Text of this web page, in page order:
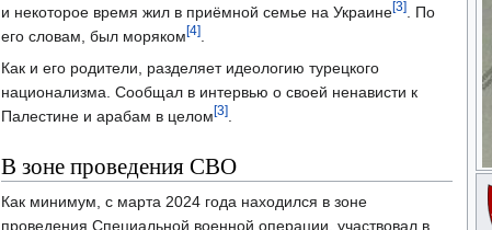
и некоторое время жил в приёмной семье на Украине[3]. По
его словам, был моряком[4].
Как и его родители, разделяет идеологию турецкого
национализма. Сообщал в интервью о своей ненависти к
Палестине и арабам в целом[3].
В зоне проведения СВО
Как минимум, с марта 2024 года находился в зоне
проведения Специальной военной операции, участвовал в